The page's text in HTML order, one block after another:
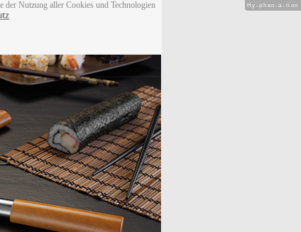
der Nutzung aller Cookies und Technologien
Hy-phen-a-tion